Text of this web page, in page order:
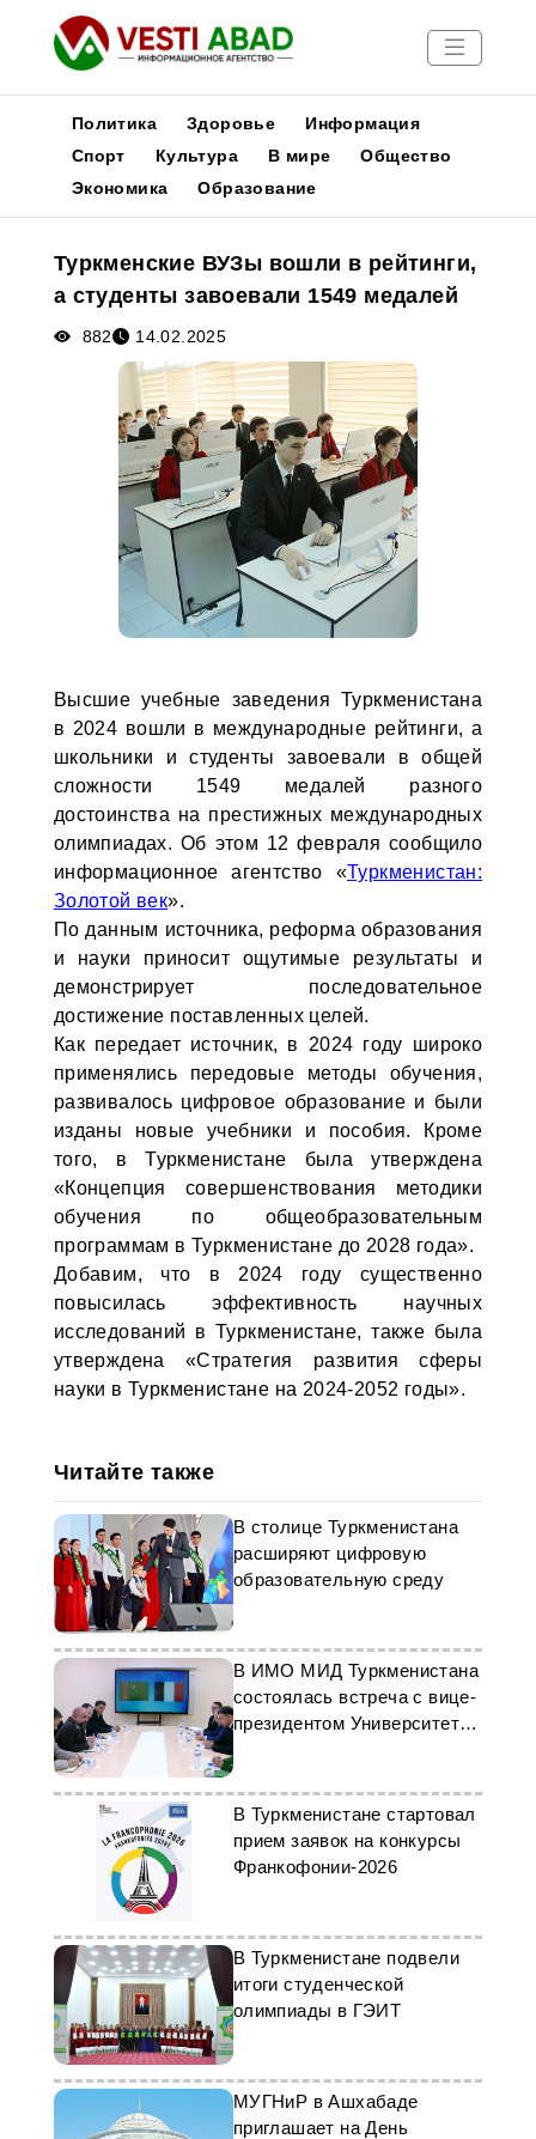
Новости
Медиа
Афиша
Политика Здоровье
Информация
Спорт
Культура В мире
Общество
Экономика
Образование
Туркменские ВУЗы вошли в рейтинги,
а студенты завоевали 1549 медалей
882 14.02.2025
Высшие учебные заведения Туркменистана
в 2024 вошли в международные рейтинги, а
школьники и студенты завоевали в общей
сложности 1549 медалей разного
достоинства на престижных международных
олимпиадах. Об этом 12 февраля сообщило
информационное агентство «Туркменистан:
Золотой век».
По данным источника, реформа образования
и науки приносит ощутимые результаты и
демонстрирует последовательное
достижение поставленных целей.
Как передает источник, в 2024 году широко
применялись передовые методы обучения,
развивалось цифровое образование и были
изданы новые учебники и пособия. Кроме
того, в Туркменистане была утверждена
«Концепция совершенствования методики
обучения по общеобразовательным
программам в Туркменистане до 2028 года».
Добавим, что в 2024 году существенно
повысилась эффективность научных
исследований в Туркменистане, также была
утверждена «Стратегия развития сферы
науки в Туркменистане на 2024-2052 годы».
Читайте также
В столице Туркменистана
расширяют цифровую
образовательную среду
В ИМО МИД Туркменистана
состоялась встреча с вице-
президентом Университета
Гавра
В Туркменистане стартовал
прием заявок на конкурсы
Франкофонии-2026
В Туркменистане подвели
итоги студенческой
олимпиады в ГЭИТ
МУГНиР в Ашхабаде
приглашает на День